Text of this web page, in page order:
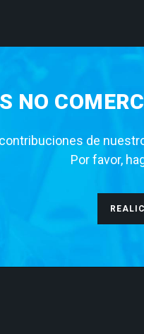
NO
de
Por favor,